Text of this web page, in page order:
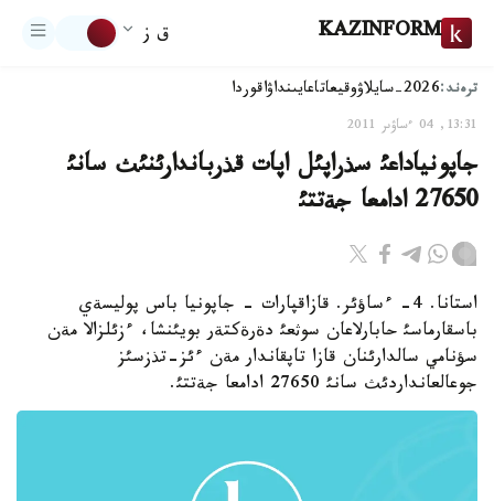
KAZINFORM ق ز
ترەند:2026-سايلاۋ وقيعاتاعايىنداۋاقوردا
13:31, 04 ءساۋىر 2011
جاپونياداعئ سذراپئل اپات قذرباندارئنئث سانئ
27650 ادامعا جةتتئ
استانا. 4- ءساؤئر. قازاقپارات - جاپونيا باس پوليسةي
باسقارماسئ حابارلاعان سوثعئ دةرةكتةر بويئنشا، ءزئلزالا مةن
سؤنامي سالدارئنان قازا تاپقاندار مةن ءئز-تذزسئز
جوعالعانداردئث سانئ 27650 ادامعا جةتتئ.